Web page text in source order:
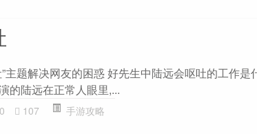
主题解决网友的困惑 好先生中陆远会呕吐的工作是
的陆远在正常人眼里,...
0 107 手游攻略